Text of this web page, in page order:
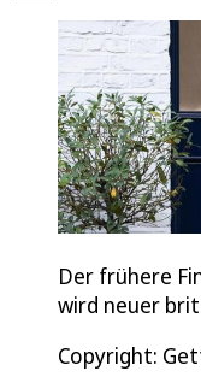
Der frühere
wird neuer
Copyright: